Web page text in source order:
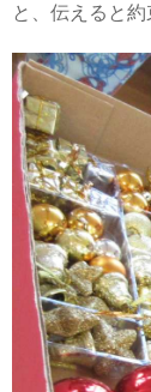
と、伝えると